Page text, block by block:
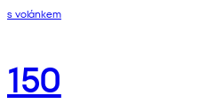
s volánkem
150